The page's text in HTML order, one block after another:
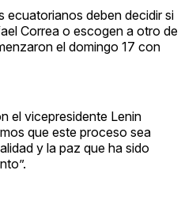
ecuatorianos deben decidir si
Correa o escogen a otro de
el domingo 17 con
el vicepresidente Lenin
que este proceso sea
y la paz que ha sido